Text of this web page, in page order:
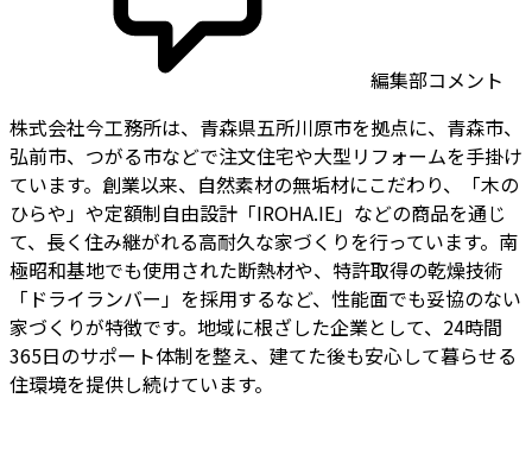
編集部コメント
株式会社今工務所は、青森県五所川原市を拠点に、青森市、
弘前市、つがる市などで注文住宅や大型リフォームを手掛け
ています。創業以来、自然素材の無垢材にこだわり、「木の
ひらや」や定額制自由設計「IROHA.IE」などの商品を通じ
て、長く住み継がれる高耐久な家づくりを行っています。南
極昭和基地でも使用された断熱材や、特許取得の乾燥技術
「ドライランバー」を採用するなど、性能面でも妥協のない
家づくりが特徴です。地域に根ざした企業として、24時間
365日のサポート体制を整え、建てた後も安心して暮らせる
住環境を提供し続けています。